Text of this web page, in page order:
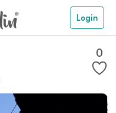
Login
0